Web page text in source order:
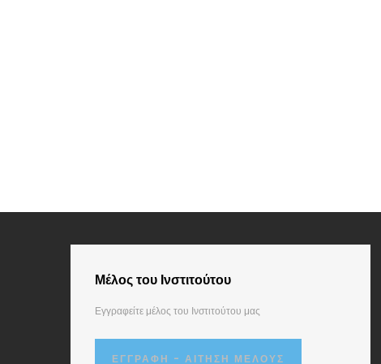
Μέλος του Ινστιτούτου
Εγγραφείτε μέλος του Ινστιτούτου μας
ΕΓΓΡΑΦΉ - ΑΊΤΗΣΗ ΜΈΛΟΥΣ